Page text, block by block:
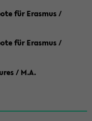
für Erasmus /
für Erasmus /
/ M.A.